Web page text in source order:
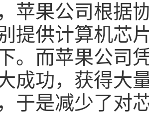
苹果公司根据
提供计算机芯
。而苹果公司
成功，获得大
于是减少了对